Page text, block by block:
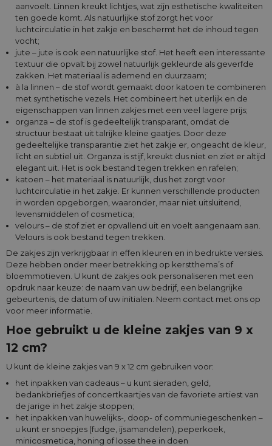
aanvoelt. Linnen kreukt lichtjes, wat zijn esthetische kwaliteiten
ten goede komt. Als natuurlijke stof zorgt het voor
luchtcirculatie in het zakje en beschermt het de inhoud tegen
vocht;
jute – jute is ook een natuurlijke stof. Het heeft een interessante
textuur die opvalt bij zowel natuurlijk gekleurde als geverfde
zakken. Het materiaal is ademend en duurzaam;
à la linnen – de stof wordt gemaakt door katoen te combineren
met synthetische vezels. Het combineert het uiterlijk en de
eigenschappen van linnen zakjes met een veel lagere prijs;
organza – de stof is gedeeltelijk transparant, omdat de
structuur bestaat uit talrijke kleine gaatjes. Door deze
gedeeltelijke transparantie ziet het zakje er, ongeacht de kleur,
licht en subtiel uit. Organza is stijf, kreukt dus niet en ziet er altijd
elegant uit. Het is ook bestand tegen trekken en rafelen;
katoen – het materiaal is natuurlijk, dus het zorgt voor
luchtcirculatie in het zakje. Er kunnen verschillende producten
in worden opgeborgen, waaronder, maar niet uitsluitend,
levensmiddelen of cosmetica;
velours – de stof ziet er opvallend uit en voelt aangenaam aan.
Velours is ook bestand tegen trekken.
De zakjes zijn verkrijgbaar in effen kleuren en in bedrukte versies.
Deze hebben onder meer betrekking op kerstthema’s of
bloemmotieven. U kunt de zakjes ook personaliseren met een
opdruk naar keuze: de naam van uw bedrijf, een belangrijke
gebeurtenis, de datum of uw initialen. Neem contact met ons op
voor meer informatie.
Hoe gebruikt u de kleine zakjes van 9 x
12 cm?
U kunt de kleine zakjes van 9 x 12 cm gebruiken voor:
het inpakken van cadeaus – u kunt sieraden, geld,
bedankbriefjes of concertkaartjes van de favoriete artiest van
de jarige in het zakje stoppen;
het inpakken van huwelijks-, doop- of communiegeschenken –
u kunt er snoepjes (fudge, ijsamandelen), peperkoek,
minicosmetica, honing of losse thee in doen